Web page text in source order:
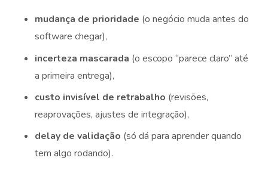
mudança de prioridade (o negócio muda antes do
software chegar),
incerteza mascarada (o escopo “parece claro” até
a primeira entrega),
custo invisível de retrabalho (revisões,
reaprovações, ajustes de integração),
delay de validação (só dá para aprender quando
tem algo rodando).